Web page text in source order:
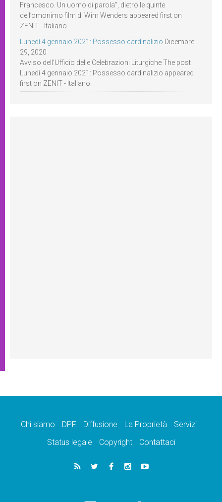
Francesco. Un uomo di parola”, dietro le quinte
dell’omonimo film di Wim Wenders appeared first on
ZENIT - Italiano.
Lunedì 4 gennaio 2021: Possesso cardinalizio Dicembre
29, 2020
Avviso dell’Ufficio delle Celebrazioni Liturgiche The post
Lunedì 4 gennaio 2021: Possesso cardinalizio appeared
first on ZENIT - Italiano.
Chi siamo DPF Diffusione La Proprietà
Servizi
Status legale
Copyright Contattaci